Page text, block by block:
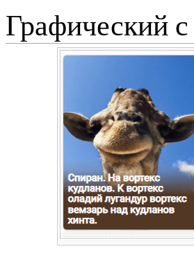
Графический